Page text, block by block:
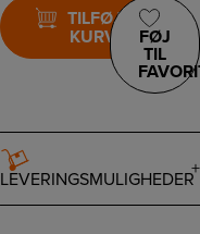
TILFØJ TIL
KURV
FØJ
TIL
LEVERINGSMULIGHEDER